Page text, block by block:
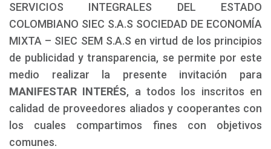
SERVICIOS INTEGRALES DEL ESTADO
COLOMBIANO SIEC S.A.S SOCIEDAD DE ECONOMÍA
MIXTA – SIEC SEM S.A.S en virtud de los principios
de publicidad y transparencia, se permite por este
medio realizar la presente invitación para
MANIFESTAR INTERÉS, a todos los inscritos en
calidad de proveedores aliados y cooperantes con
los cuales compartimos fines con objetivos
comunes.